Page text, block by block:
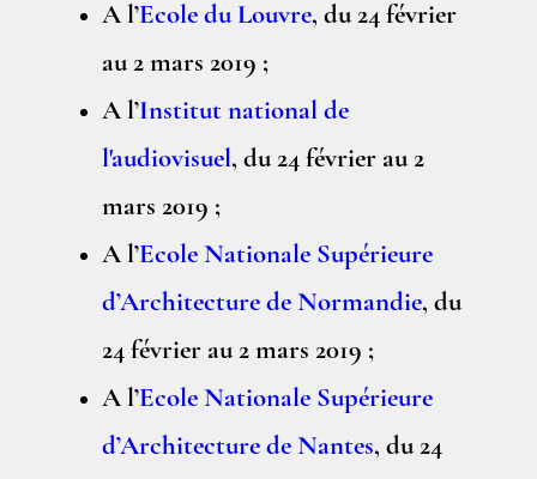
A l’Ecole du Louvre, du 24 février
au 2 mars 2019 ;
A l’Institut national de
l'audiovisuel, du 24 février au 2
mars 2019 ;
A l’Ecole Nationale Supérieure
d’Architecture de Normandie, du
24 février au 2 mars 2019 ;
A l’Ecole Nationale Supérieure
d’Architecture de Nantes, du 24